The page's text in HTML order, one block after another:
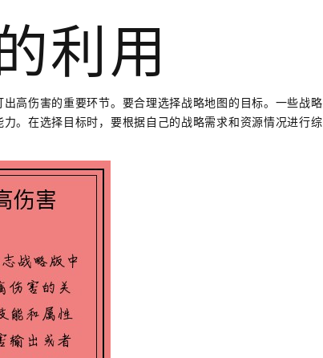
利用
高伤害的重要环节。要合理选择战略地图的目标。一些战略
。在选择目标时，要根据自己的战略需求和资源情况进行综